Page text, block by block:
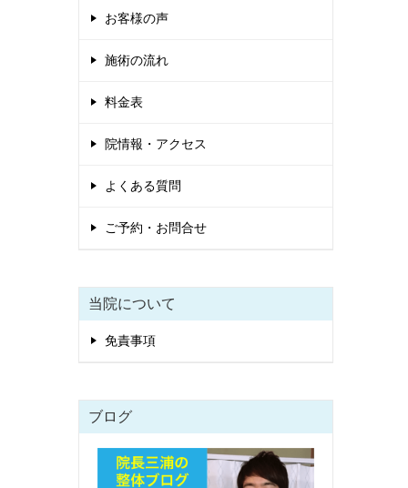
お客様の声
施術の流れ
料金表
院情報・アクセス
よくある質問
ご予約・お問合せ
当院について
免責事項
ブログ